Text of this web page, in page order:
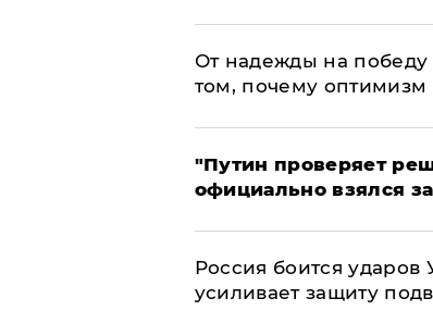
От надежды на
том, почему оптимизм
"Путин проверяет
официально взялся
Россия боится
усиливает защиту